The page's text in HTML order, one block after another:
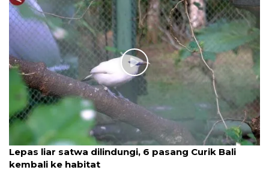
Lepas liar satwa dilindungi, 6 pasang Curik Bali
kembali ke habitat